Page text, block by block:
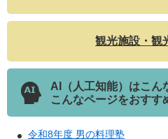
観光施設・観
AI（人工知能）はこん
こんなページをおすす
令和8年度 男の料理塾